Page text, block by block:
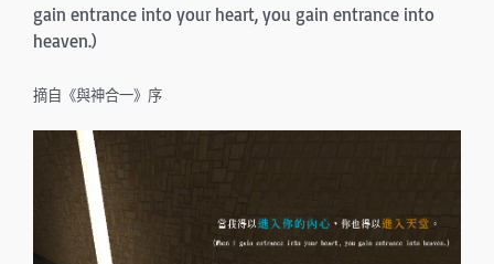
gain entrance into your heart, you gain entrance into
heaven.)
摘自《與神合一》序